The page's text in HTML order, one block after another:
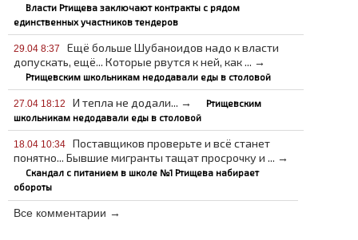
Власти Ртищева заключают контракты с рядом
единственных участников тендеров
29.04 8:37
Ещё больше Шубаноидов надо к власти
допускать, ещё... Которые рвутся к ней, как ... →
Ртищевским школьникам недодавали еды в столовой
27.04 18:12 И тепла не додали... →
Ртищевским
школьникам недодавали еды в столовой
18.04 10:34
Поставщиков проверьте и всё станет
понятно... Бывшие мигранты тащат просрочку и ... →
Скандал с питанием в школе №1 Ртищева набирает
обороты
Все комментарии →